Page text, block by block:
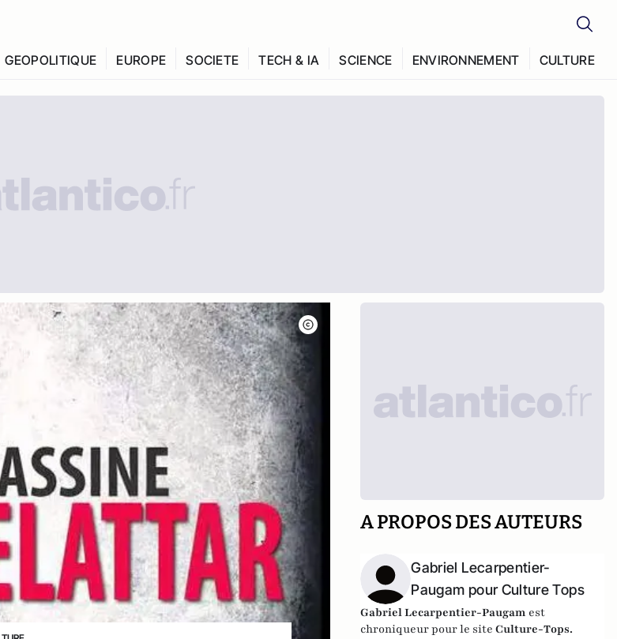
GEOPOLITIQUE EUROPE SOCIETE TECH & IA SCIENCE ENVIRONNEMENT CULTURE
A PROPOS DES AUTEURS
Gabriel Lecarpentier-
Paugam pour Culture Tops
Gabriel Lecarpentier-Paugam est
chroniqueur pour le site Culture-Tops.